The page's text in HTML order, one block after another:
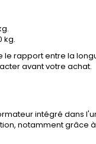
kg.
rapport entre la
avant votre achat.
intégré dans
notamment grâce